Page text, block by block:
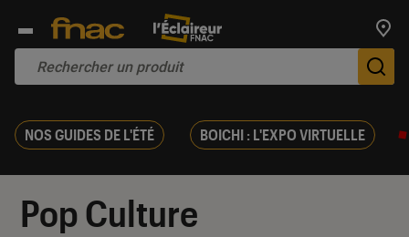
NOS GUIDES DE L'ÉTÉ BOICHI : L'EXPO VIRTUELLE
Pop Culture